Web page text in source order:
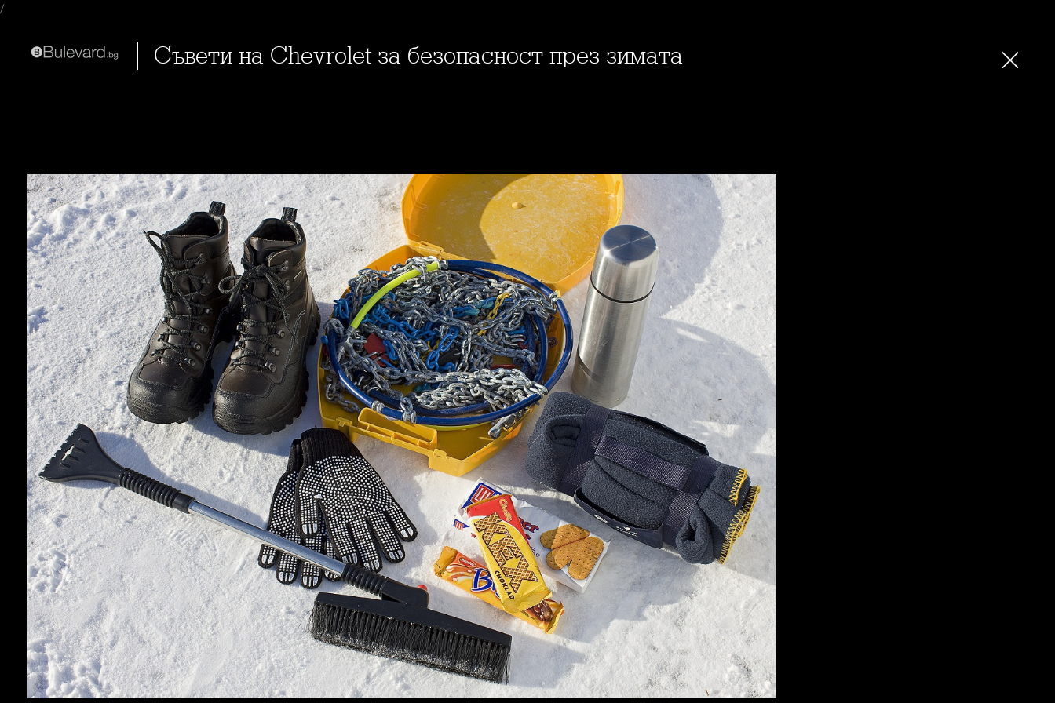
/
Съвети на Сhevrolet за безопасност през зимата